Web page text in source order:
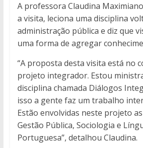
A professora Claudina
a visita, leciona uma disciplina
administração pública e diz que
uma forma de agregar
“A proposta desta visita está no
projeto integrador. Estou
disciplina chamada Diálogos
isso a gente faz um trabalho
Estão envolvidas neste projeto
Gestão Pública, Sociologia e
Portuguesa”, detalhou Claudina.